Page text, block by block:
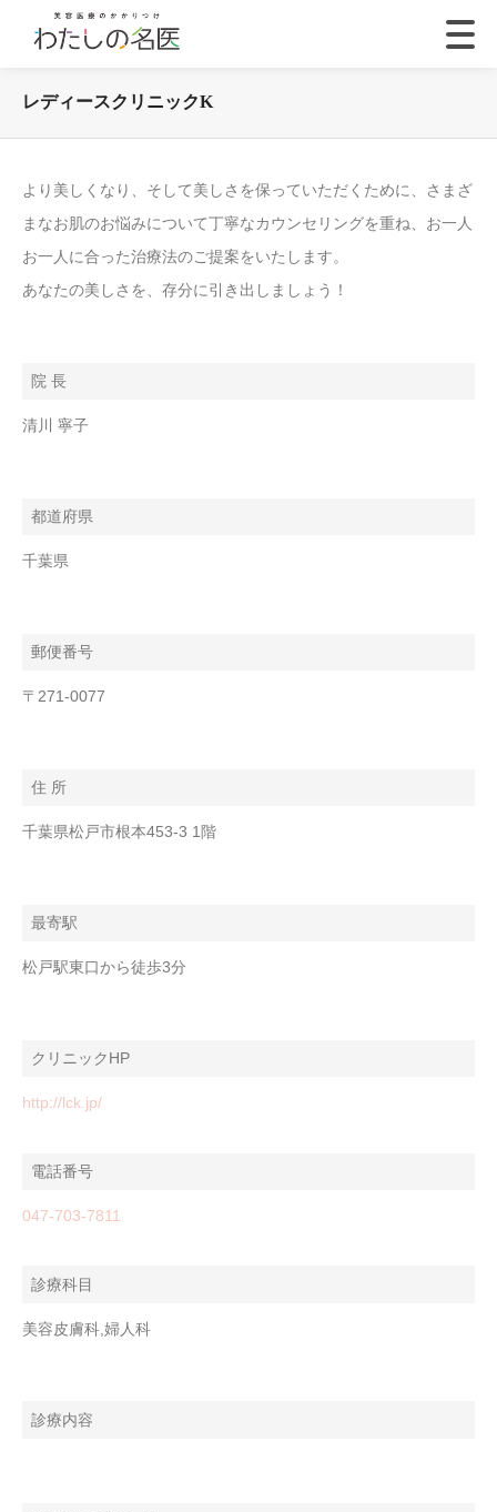
レディースクリニックK
より美しくなり、そして美しさを保っていただくために、さまざ
まなお肌のお悩みについて丁寧なカウンセリングを重ね、お一人
お一人に合った治療法のご提案をいたします。
あなたの美しさを、存分に引き出しましょう！
院 長
清川 寧子
都道府県
千葉県
郵便番号
〒271-0077
住 所
千葉県松戸市根本453-3 1階
最寄駅
松戸駅東口から徒歩3分
クリニックHP
http://lck.jp/
電話番号
047-703-7811
診療科目
美容皮膚科,婦人科
診療内容